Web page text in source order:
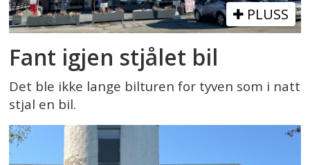
PLUSS
Fant igjen stjålet bil
Det ble ikke lange bilturen for tyven som i natt
stjal en bil.